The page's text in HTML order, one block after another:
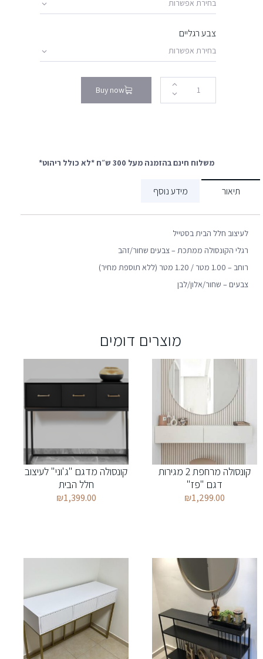
צבע רגליים
Buy now
משלוח חינם בהזמנה מעל 300 ש״ח *לא כולל ריהוט*
תיאור מידע נוסף
לעיצוב חלל הבית בסטייל
רגלי הקונסולה ממתכת – צבעים שחור/זהב
רוחב – 1.00 מטר / 1.20 מטר (ללא תוספת מחיר)
צבעים – שחור/אלון/לבן
מוצרים דומים
קונסולה מרחפת 2 מגירות
דגם "פז"
₪1,299.00
קונסולה מדגם "ג'וני" לעיצוב
חלל הבית
₪1,399.00